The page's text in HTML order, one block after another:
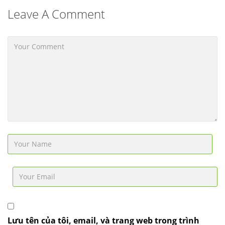
Leave A Comment
Lưu tên của tôi, email, và trang web trong trình